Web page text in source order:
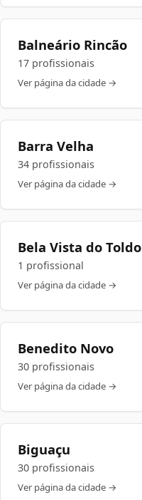
Balneário Rincão
17 profissionais
Ver página da cidade →
Barra Velha
34 profissionais
Ver página da cidade →
Bela Vista do Toldo
1 profissional
Ver página da cidade →
Benedito Novo
30 profissionais
Ver página da cidade →
Biguaçu
30 profissionais
Ver página da cidade →